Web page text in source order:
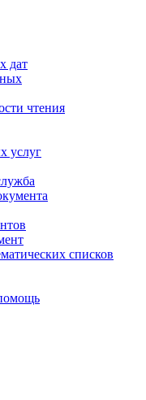
дат
чтения
услуг
списков